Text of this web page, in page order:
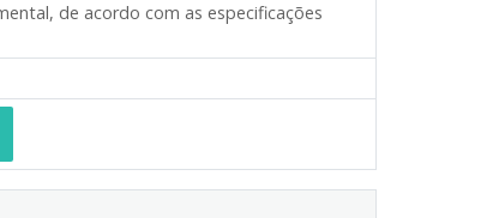
de acordo com as especificações